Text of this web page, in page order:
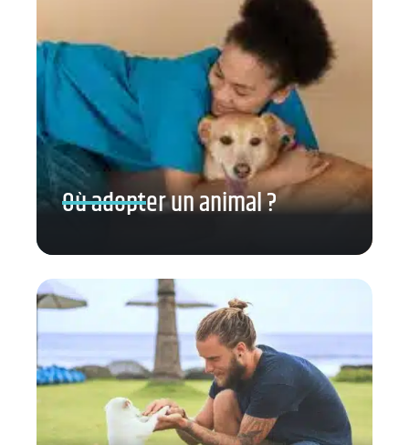
Où adopter un animal ?